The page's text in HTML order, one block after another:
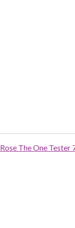
Rose The One Tester